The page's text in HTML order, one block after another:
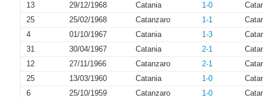
13
29/12/1968 Catania 1-0
25
25/02/1968 Catanzaro 1-1
4
01/10/1967 Catania 1-3
31
30/04/1967 Catania 2-1
12
27/11/1966 Catanzaro 2-1
25
13/03/1960 Catania 1-0
6
25/10/1959 Catanzaro 1-0